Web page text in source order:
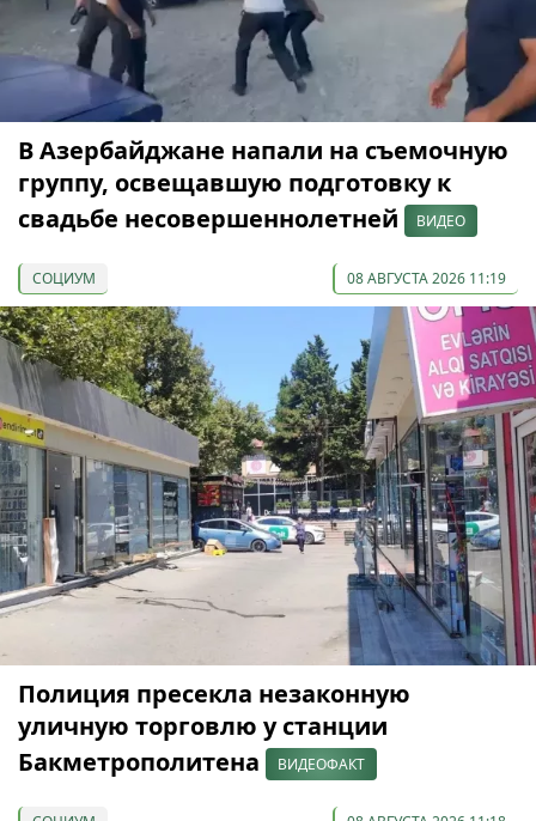
В Азербайджане напали на съемочную
группу, освещавшую подготовку к
свадьбе несовершеннолетней
ВИДЕО
СОЦИУМ 08 АВГУСТА 2026 11:19
Полиция пресекла незаконную
уличную торговлю у станции
Бакметрополитена
ВИДЕОФАКТ